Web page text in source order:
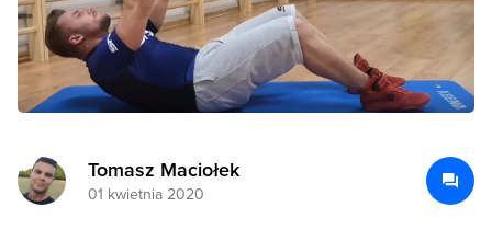
Tomasz Maciołek
01 kwietnia 2020